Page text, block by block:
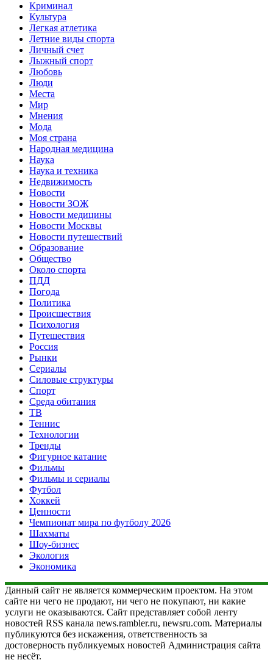
Криминал
Культура
Легкая атлетика
Летние виды спорта
Личный счет
Лыжный спорт
Любовь
Люди
Места
Мир
Мнения
Мода
Моя страна
Народная медицина
Наука
Наука и техника
Недвижимость
Новости
Новости ЗОЖ
Новости медицины
Новости Москвы
Новости путешествий
Образование
Общество
Около спорта
ПДД
Погода
Политика
Происшествия
Психология
Путешествия
Россия
Рынки
Сериалы
Силовые структуры
Спорт
Среда обитания
ТВ
Теннис
Технологии
Тренды
Фигурное катание
Фильмы
Фильмы и сериалы
Футбол
Хоккей
Ценности
Чемпионат мира по футболу 2026
Шахматы
Шоу-бизнес
Экология
Экономика
Данный сайт не является коммерческим проектом. На этом
сайте ни чего не продают, ни чего не покупают, ни какие
услуги не оказываются. Сайт представляет собой ленту
новостей RSS канала news.rambler.ru, newsru.com. Материалы
публикуются без искажения, ответственность за
достоверность публикуемых новостей Администрация сайта
не несёт.